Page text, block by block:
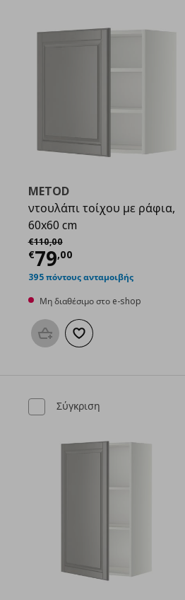
€ 72,00
METOD
ντουλάπι τοίχου με ράφια,
60x60 cm
€110,00
Αρχική τιμή
€79,00
Τρέχουσα τιμή
395 πόντους ανταμοιβής
Μη διαθέσιμο στο e-shop
Προσθήκη στο καλάθι
Προσθήκη στα αγαπημένα
Σύγκριση